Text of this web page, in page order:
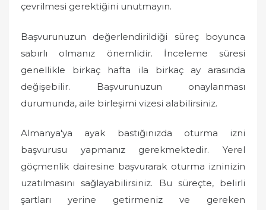
çevrilmesi gerektiğini unutmayın.
Başvurunuzun değerlendirildiği süreç boyunca
sabırlı olmanız önemlidir. İnceleme süresi
genellikle birkaç hafta ila birkaç ay arasında
değişebilir. Başvurunuzun onaylanması
durumunda, aile birleşimi vizesi alabilirsiniz.
Almanya'ya ayak bastığınızda oturma izni
başvurusu yapmanız gerekmektedir. Yerel
göçmenlik dairesine başvurarak oturma izninizin
uzatılmasını sağlayabilirsiniz. Bu süreçte, belirli
şartları yerine getirmeniz ve gereken